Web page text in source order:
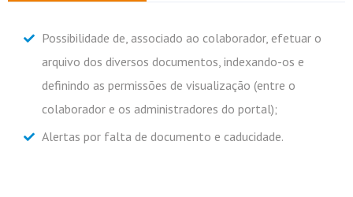
Possibilidade de, associado ao colaborador, efetuar o
arquivo dos diversos documentos, indexando-os e
definindo as permissões de visualização (entre o
colaborador e os administradores do portal);
Alertas por falta de documento e caducidade.